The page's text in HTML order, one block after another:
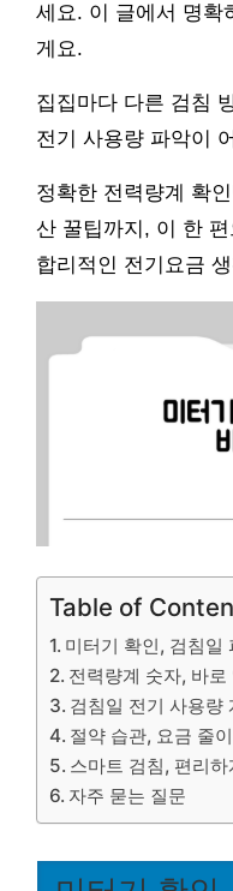
세요. 이 글에서 명확
게요.
집집마다 다른 검침
전기 사용량 파악이
정확한 전력량계 확
산 꿀팁까지, 이 한
합리적인 전기요금
Table of
미터기 확인, 검침일
전력량계 숫자, 바로
검침일 전기 사용량
절약 습관, 요금 줄
스마트 검침, 편리하
자주 묻는 질문